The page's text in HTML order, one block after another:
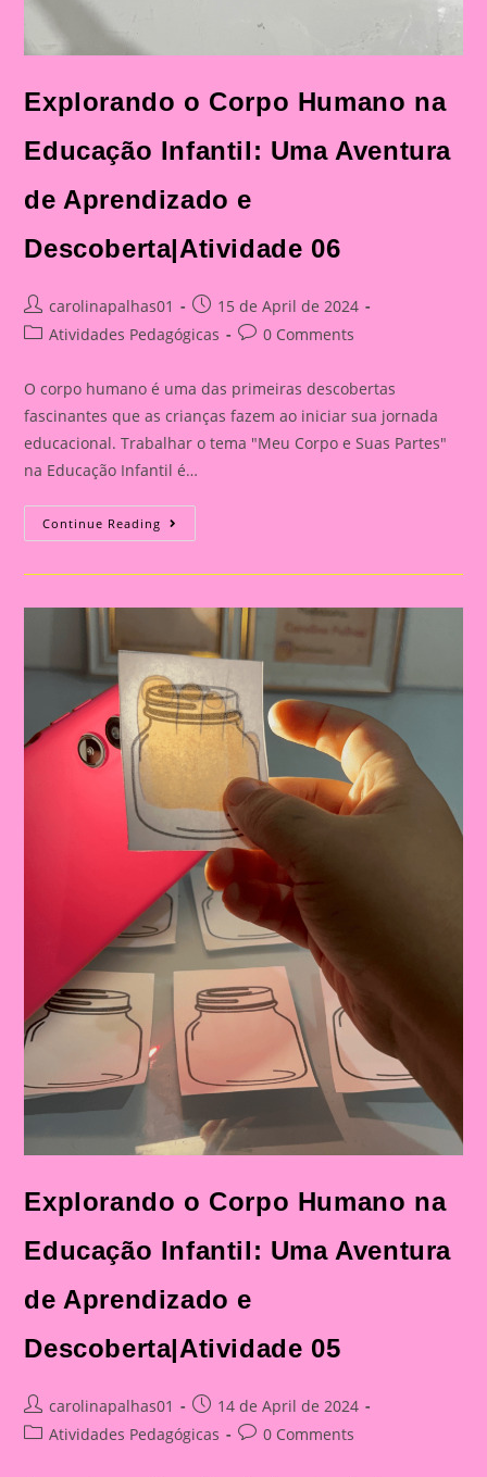
Explorando o Corpo Humano na
Educação Infantil: Uma Aventura
de Aprendizado e
Descoberta|Atividade 06
Post
author:
carolinapalhas01
Post
published:
15 de April de 2024
PostAtividades Pedagógicas
Post0 Comments
O corpo humano é uma das primeiras descobertas
fascinantes que as crianças fazem ao iniciar sua jornada
educacional. Trabalhar o tema "Meu Corpo e Suas Partes"
na Educação Infantil é…
Continue Reading Explorando
O
Humano
Infantil:
Aventura
De
Aprendizado
E
Descoberta|Atividade
06
Explorando o Corpo Humano na
Educação Infantil: Uma Aventura
de Aprendizado e
Descoberta|Atividade 05
Post
author:
carolinapalhas01
Post
published:
14 de April de 2024
PostAtividades Pedagógicas
Post0 Comments